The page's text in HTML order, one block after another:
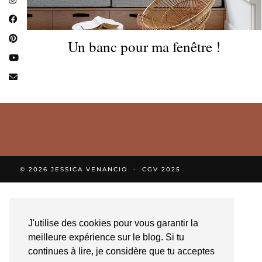
J'utilise des cookies pour vous garantir la
meilleure expérience sur le blog. Si tu
continues à lire, je considère que tu acceptes
Un banc pour ma fenêtre !
© 2026 JESSICA VENANCIO CGV 2025